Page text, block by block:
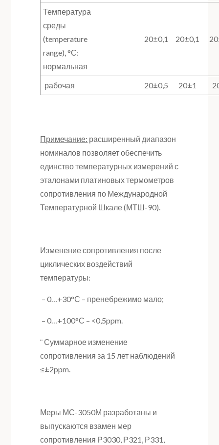
Температура
среды
(temperature
range), °С:
нормальная
20±0,1 20±0,1
рабочая 20±0,5 20±1
Примечание: расширенный диапазон
номиналов позволяет обеспечить
единство температурных измерений с
эталонами платиновых термометров
сопротивления по Международной
Температурной Шкале (МТШ-90).
Изменение сопротивления после
циклических воздействий
температуры:
– 0…+30°С – пренебрежимо мало;
– 0…+100°С – <0,5ppm.
¨ Суммарное изменение
сопротивления за 15 лет наблюдений
≤±2ppm.
Меры МС-3050М разработаны и
выпускаются взамен мер
сопротивления Р3030, Р321, Р331,